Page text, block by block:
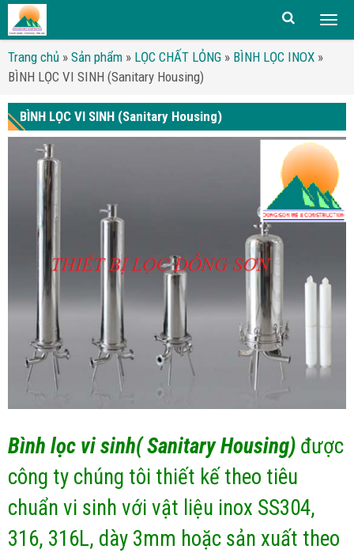
Trang chủ » Sản phẩm » LỌC CHẤT LỎNG » BÌNH LỌC INOX »
BÌNH LỌC VI SINH (Sanitary Housing)
BÌNH LỌC VI SINH (Sanitary Housing)
Bình lọc vi sinh( Sanitary Housing) được
công ty chúng tôi thiết kế theo tiêu
chuẩn vi sinh với vật liệu inox SS304,
316, 316L, dày 3mm hoặc sản xuất theo